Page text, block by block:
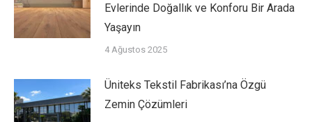
Evlerinde Doğallık ve Konforu Bir Arada
Yaşayın
4 Ağustos 2025
Üniteks Tekstil Fabrikası’na Özgü
Zemin Çözümleri